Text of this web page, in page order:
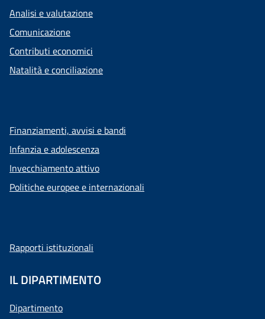
Analisi e valutazione
Comunicazione
Contributi economici
Natalità e conciliazione
Finanziamenti, avvisi e bandi
Infanzia e adolescenza
Invecchiamento attivo
Politiche europee e internazionali
Rapporti istituzionali
IL DIPARTIMENTO
Dipartimento